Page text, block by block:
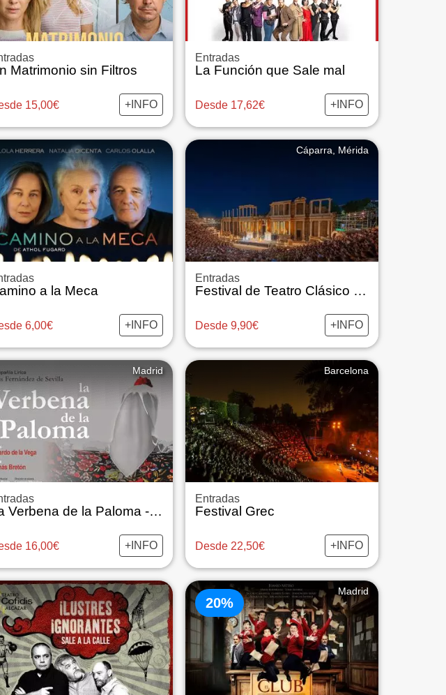
Matrimonio sin Filtros
15,00€ +INFO
Entradas
La Función que Sale mal
Desde 17,62€ +INFO
a la Meca
6,00€ +INFO
Cáparra, Mérida
Entradas
Festival de Teatro Clásico de Mérida 2026
Desde 9,90€ +INFO
Madrid
La Verbena de la Paloma - Compañía Lírica Luis Fernández de Sevilla
16,00€ +INFO
Barcelona
Entradas
Festival Grec
Desde 22,50€ +INFO
20%
Madrid